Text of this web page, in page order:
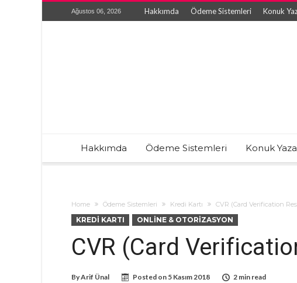
Ağustos 06, 2026 Hakkımda Ödeme Sistemleri Konuk
Hakkımda Ödeme Sistemleri Konuk
Home Ödeme Sistemleri Kredi Kartı CVR (Card Verification
KREDI KARTI ONLINE & OTORIZASYON
CVR (Card
ByArif Ünal Posted on 5 Kasım 2018 2 min read